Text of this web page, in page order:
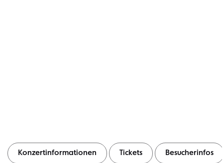
Konzertinformationen Tickets Besucherinfos